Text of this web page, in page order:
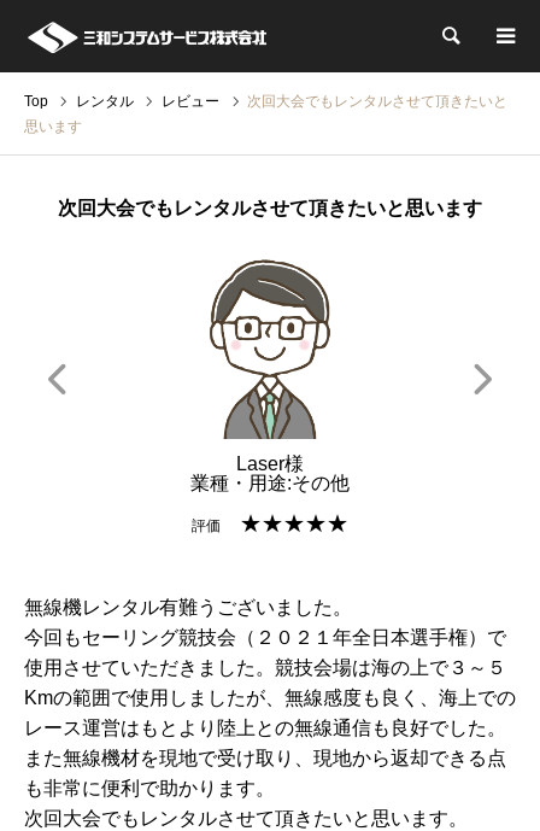
検索
Top レンタル レビュー
次回大会でもレンタルさせて頂きたいと
思います
次回大会でもレンタルさせて頂きたいと思います
Laser様
業種・用途:その他
評価 ★★★★★
無線機レンタル有難うございました。
今回もセーリング競技会（２０２１年全日本選手権）で
使用させていただきました。競技会場は海の上で３～５
Kmの範囲で使用しましたが、無線感度も良く、海上での
レース運営はもとより陸上との無線通信も良好でした。
また無線機材を現地で受け取り、現地から返却できる点
も非常に便利で助かります。
次回大会でもレンタルさせて頂きたいと思います。